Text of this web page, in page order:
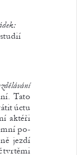
Tato
úctu
aktéři
po-
jezdí